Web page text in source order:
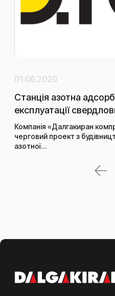
01.06.2020
Станція азотна
експлуатації
Компанія «Далгакиран
черговий проект з
азотної…